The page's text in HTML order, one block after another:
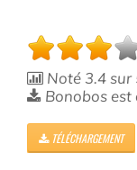
Noté 3.4sur
Bonobos est
TÉLÉCHARGEMENT